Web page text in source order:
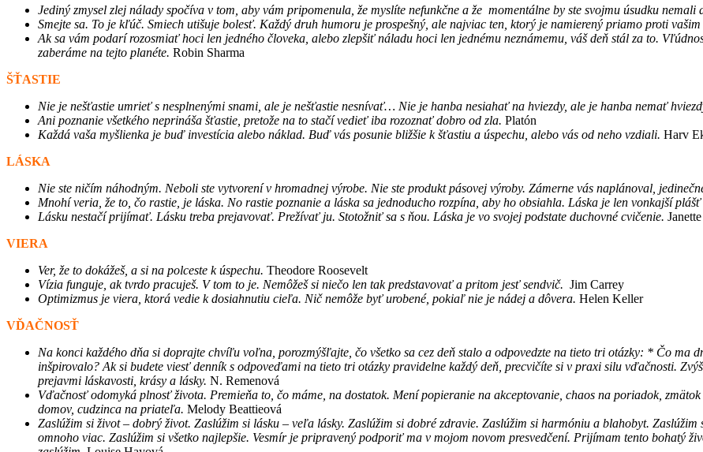
Jediný zmysel zlej nálady spočíva v tom, aby vám pripomenula, že myslíte nefunkčne a že momentálne by ste svojmu úsudku
Smejte sa. To je kľúč. Smiech utišuje bolesť. Každý druh humoru je prospešný, ale najviac ten, ktorý je namierený priamo proti
Ak sa vám podarí rozosmiať hoci len jedného človeka, alebo zlepšiť náladu hoci len jednému neznámemu, váš deň stál za to.
zaberáme na tejto planéte. Robin Sharma
ŠŤASTIE
Nie je nešťastie umrieť s nesplnenými snami, ale je nešťastie nesnívať… Nie je hanba nesiahať na hviezdy, ale je hanba nemať
Ani poznanie všetkého neprináša šťastie, pretože na to stačí vedieť iba rozoznať dobro od zla. Platón
Každá vaša myšlienka je buď investícia alebo náklad. Buď vás posunie bližšie k šťastiu a úspechu, alebo vás od neho vzdiali. Harv
LÁSKA
Nie ste ničím náhodným. Neboli ste vytvorení v hromadnej výrobe. Nie ste produkt pásovej výroby. Zámerne vás naplánoval,
Mnohí veria, že to, čo rastie, je láska. No rastie poznanie a láska sa jednoducho rozpína, aby ho obsiahla. Láska je len vonkajší
Lásku nestačí prijímať. Lásku treba prejavovať. Prežívať ju. Stotožniť sa s ňou. Láska je vo svojej podstate duchovné cvičenie.
VIERA
Ver, že to dokážeš, a si na polceste k úspechu. Theodore Roosevelt
Vízia funguje, ak tvrdo pracuješ. V tom to je. Nemôžeš si niečo len tak predstavovať a pritom jesť sendvič. Jim Carrey
Optimizmus je viera, ktorá vedie k dosiahnutiu cieľa. Nič nemôže byť urobené, pokiaľ nie je nádej a dôvera. Helen Keller
VĎAČNOSŤ
Na konci každého dňa si doprajte chvíľu voľna, porozmýšľajte, čo všetko sa cez deň stalo a odpovedzte na tieto tri otázky: * Čo ma
inšpirovalo? Ak si budete viesť denník s odpoveďami na tieto tri otázky pravidelne každý deň, precvičíte si v praxi silu vďačnosti.
prejavmi láskavosti, krásy a lásky. N. Remenová
Vďačnosť odomyká plnosť života. Premieňa to, čo máme, na dostatok. Mení popieranie na akceptovanie, chaos na poriadok,
domov, cudzinca na priateľa. Melody Beattieová
Zaslúžim si život – dobrý život. Zaslúžim si lásku – veľa lásky. Zaslúžim si dobré zdravie. Zaslúžim si harmóniu a blahobyt.
omnoho viac. Zaslúžim si všetko najlepšie. Vesmír je pripravený podporiť ma v mojom novom presvedčení. Prijímam tento bohatý